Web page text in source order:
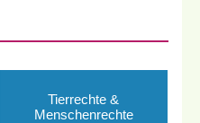
Tierrechte &
Menschenrechte